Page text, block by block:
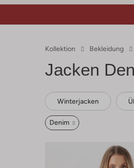
Kollektion Bekleidung
Jacken
Winterjacken
Denim